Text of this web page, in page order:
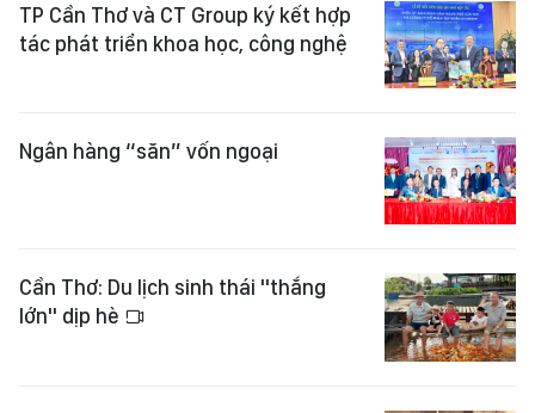
TP Cần Thơ và CT Group ký kết hợp
tác phát triển khoa học, công nghệ
Ngân hàng “săn” vốn ngoại
Cần Thơ: Du lịch sinh thái "thắng
lớn" dịp hè